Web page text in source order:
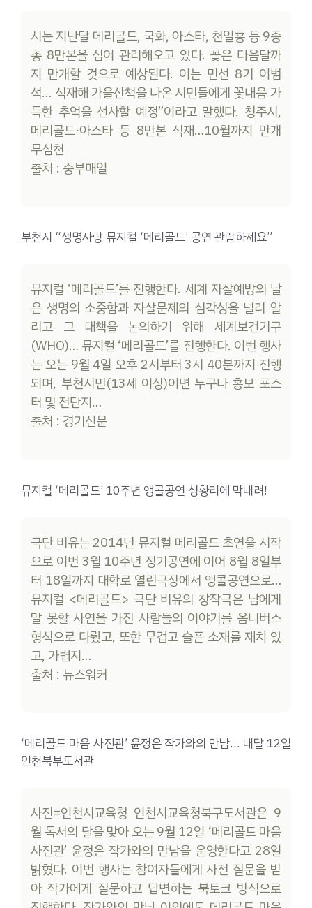
시는 지난달 메리골드, 국화, 아스타, 천일홍 등 9종
총 8만본을 심어 관리해오고 있다. 꽃은 다음달까
지 만개할 것으로 예상된다. 이는 민선 8기 이범
석… 식재해 가을산책을 나온 시민들에게 꽃내음 가
득한 추억을 선사할 예정”이라고 말했다. 청주시,
메리골드·아스타 등 8만본 식재…10월까지 만개
무심천
출처 : 중부매일
부천시 “생명사랑 뮤지컬 ‘메리골드’ 공연 관람하세요”
뮤지컬 ‘메리골드’를 진행한다. 세계 자살예방의 날
은 생명의 소중함과 자살문제의 심각성을 널리 알
리고 그 대책을 논의하기 위해 세계보건기구
(WHO)… 뮤지컬 ‘메리골드’를 진행한다. 이번 행사
는 오는 9월 4일 오후 2시부터 3시 40분까지 진행
되며, 부천시민(13세 이상)이면 누구나 홍보 포스
터 및 전단지…
출처 : 경기신문
뮤지컬 ‘메리골드’ 10주년 앵콜공연 성황리에 막내려!
극단 비유는 2014년 뮤지컬 메리골드 초연을 시작
으로 이번 3월 10주년 정기공연에 이어 8월 8일부
터 18일까지 대학로 열린극장에서 앵콜공연으로…
뮤지컬 <메리골드> 극단 비유의 창작극은 남에게
말 못할 사연을 가진 사람들의 이야기를 옴니버스
형식으로 다뤘고, 또한 무겁고 슬픈 소재를 재치 있
고, 가볍지…
출처 : 뉴스워커
‘메리골드 마음 사진관’ 윤정은 작가와의 만남… 내달 12일
인천북부도서관
사진=인천시교육청 인천시교육청북구도서관은 9
월 독서의 달을 맞아 오는 9월 12일 ‘메리골드 마음
사진관’ 윤정은 작가와의 만남을 운영한다고 28일
밝혔다. 이번 행사는 참여자들에게 사전 질문을 받
아 작가에게 질문하고 답변하는 북토크 방식으로